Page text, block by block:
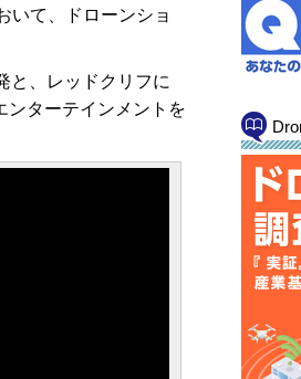
いて、ドローンショ
と、レッドクリフに
ンターテインメントを